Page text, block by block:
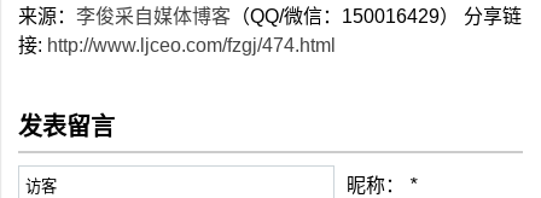
来源： 李俊采自媒体博客 （QQ/微信：150016429） 分享链
接: http://www.ljceo.com/fzgj/474.html
发表留言
昵称： *